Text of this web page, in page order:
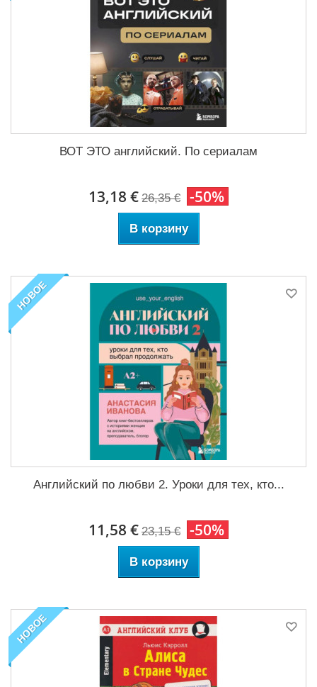
ВОТ ЭТО английский. По сериалам
13,18 € 26,35 € -50%
В корзину
НОВОЕ
Английский по любви 2. Уроки для тех, кто...
11,58 € 23,15 € -50%
В корзину
НОВОЕ